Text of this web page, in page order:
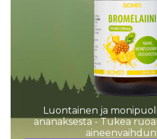
Luontainen ja
ananaksesta - Tukea